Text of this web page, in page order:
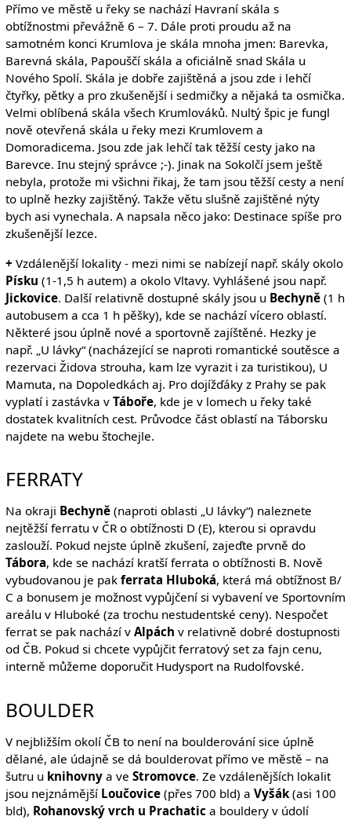
Přímo ve městě u řeky se nachází Havraní skála s
obtížnostmi převážně 6 – 7. Dále proti proudu až na
samotném konci Krumlova je skála mnoha jmen: Barevka,
Barevná skála, Papouščí skála a oficiálně snad Skála u
Nového Spolí. Skála je dobře zajištěná a jsou zde i lehčí
čtyřky, pětky a pro zkušenější i sedmičky a nějaká ta osmička.
Velmi oblíbená skála všech Krumlováků. Nultý špic je fungl
nově otevřená skála u řeky mezi Krumlovem a
Domoradicema. Jsou zde jak lehčí tak těžší cesty jako na
Barevce. Inu stejný správce ;-). Jinak na Sokolčí jsem ještě
nebyla, protože mi všichni řikaj, že tam jsou těžší cesty a není
to uplně hezky zajištěný. Takže větu slušně zajištěné nýty
bych asi vynechala. A napsala něco jako: Destinace spíše pro
zkušenější lezce.
+ Vzdálenější lokality - mezi nimi se nabízejí např. skály okolo
Písku (1-1,5 h autem) a okolo Vltavy. Vyhlášené jsou např.
Jickovice. Další relativně dostupné skály jsou u Bechyně(1 h
autobusem a cca 1 h pěšky), kde se nachází vícero oblastí.
Některé jsou úplně nové a sportovně zajíštěné. Hezky je
např. „U lávky“ (nacházející se naproti romantické soutěsce a
rezervaci Židova strouha, kam lze vyrazit i za turistikou), U
Mamuta, na Dopoledkách aj. Pro dojížďáky z Prahy se pak
vyplatí i zastávka v Táboře, kde je v lomech u řeky také
dostatek kvalitních cest. Průvodce část oblastí na Táborsku
najdete na webu štochejle.
FERRATY
Na okraji Bechyně(naproti oblasti „U lávky“) naleznete
nejtěžší ferratu v ČR o obtížnosti D (E), kterou si opravdu
zaslouží. Pokud nejste úplně zkušení, zajeďte prvně do
Tábora, kde se nachází kratší ferrata o obtížnosti B. Nově
vybudovanou je pak ferrata Hluboká, která má obtížnost B/
C a bonusem je možnost vypůjčení si vybavení ve Sportovním
areálu v Hluboké (za trochu nestudentské ceny). Nespočet
ferrat se pak nachází v Alpách v relativně dobré dostupnosti
od ČB. Pokud si chcete vypůjčit ferratový set za fajn cenu,
interně můžeme doporučit Hudysport na Rudolfovské.
BOULDER
V nejbližším okolí ČB to není na boulderování sice úplně
dělané, ale údajně se dá boulderovat přímo ve městě – na
šutru u knihovnya ve Stromovce. Ze vzdálenějších lokalit
jsou nejznámější Loučovice(přes 700 bld) a Vyšák(asi 100
bld), Rohanovský vrch u Prachatica bouldery v údolí